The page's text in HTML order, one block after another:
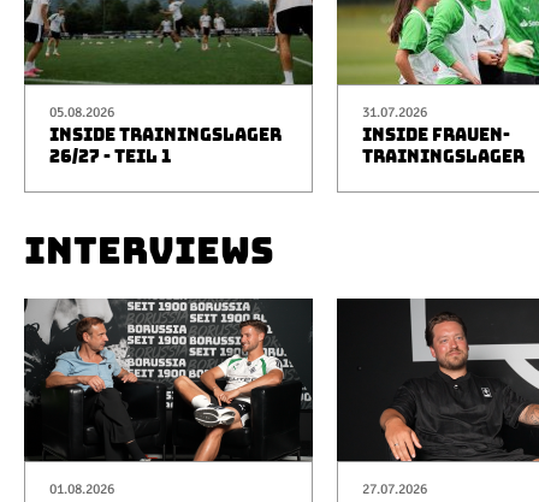
05.08.2026
INSIDE TRAININGSLAGER
26/27 - TEIL 1
31.07.2026
INSIDE FRAUEN-
TRAININGSLAGER
INTERVIEWS
01.08.2026 27.07.2026